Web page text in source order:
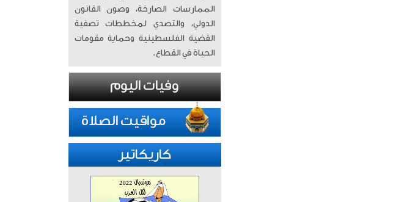
الممارسات الصارخة، وصون القانون
الدولي، والتصدي لمخططات تصفية
القضية الفلسطينية وحماية مقومات
الحياة في القطاع.
كاريكاتير